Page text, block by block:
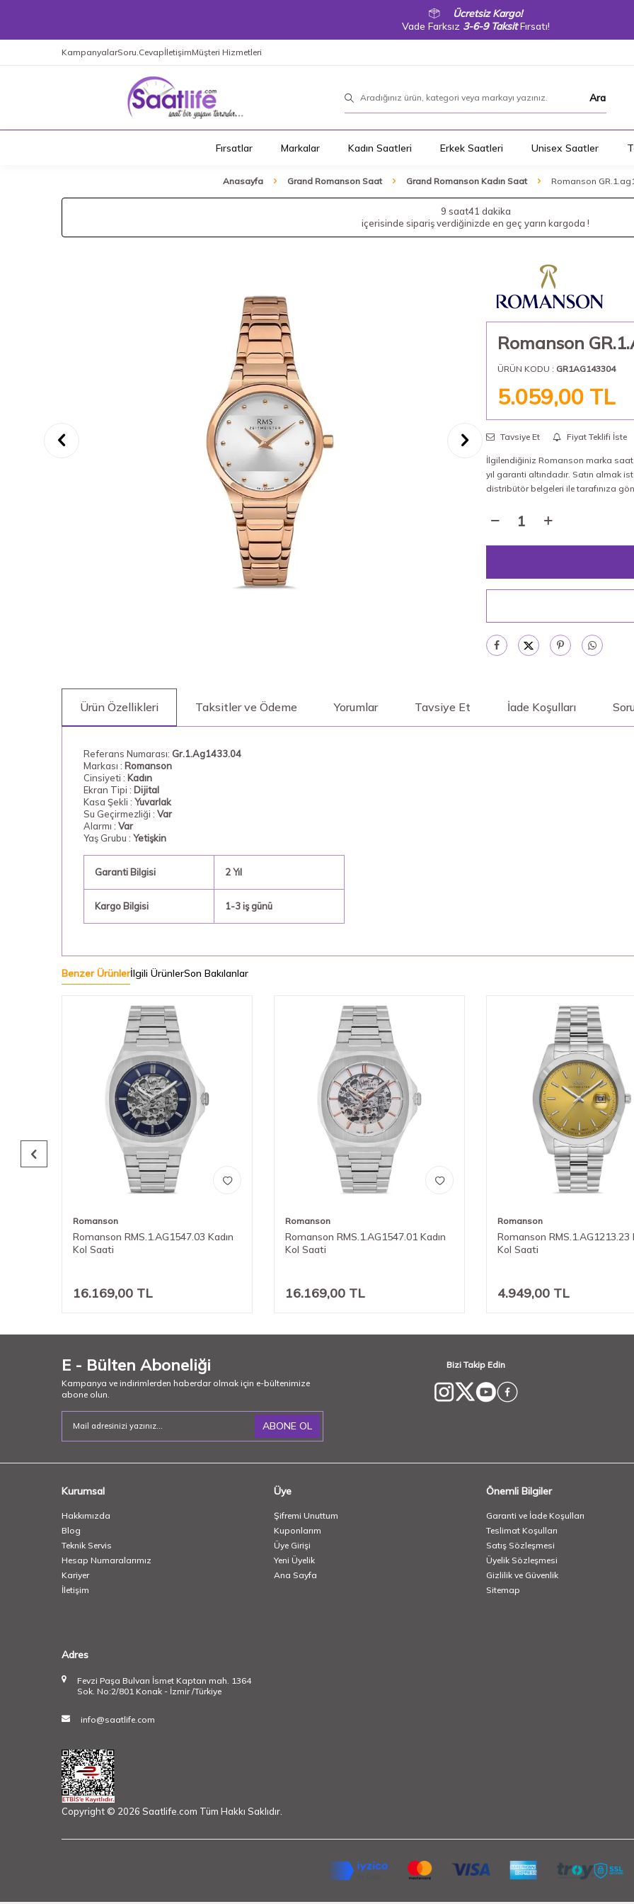
Ücretsiz Kargo!
Vade Farksız 3-6-9 TaksitFırsatı!
KampanyalarSoru.CevapİletişimMüşteri Hizmetleri
Ara
Fırsatlar Markalar Kadın Saatleri Erkek Saatleri Unisex Saatler
Anasayfa Grand Romanson Saat Grand Romanson Kadın Saat Romanson
9 saat41 dakika
içerisinde sipariş verdiğinizde en geç yarın kargoda !
Romanson
ÜRÜN KODU : GR1AG143304
5.059,00 TL
Tavsiye Et Fiyat Teklifi İste
İlgilendiğiniz Romanson marka
yıl garanti altındadır. Satın almak
distribütör belgeleri ile tarafınıza
Ürün Özellikleri Taksitler ve Ödeme Yorumlar Tavsiye Et İade Koşulları
Referans Numarası: Gr.1.Ag1433.04
Markası : Romanson
Cinsiyeti : Kadın
Ekran Tipi : Dijital
Kasa Şekli : Yuvarlak
Su Geçirmezliği : Var
Alarmı : Var
Yaş Grubu : Yetişkin
Garanti Bilgisi 2 Yıl
Kargo Bilgisi 1-3 iş günü
Benzer Ürünlerİlgili ÜrünlerSon Bakılanlar
Romanson
Romanson RMS.1.AG1547.03 Kadın
Kol Saati
16.169,00 TL
Romanson
Romanson RMS.1.AG1547.01 Kadın
Kol Saati
16.169,00 TL
Romanson
Romanson RMS.1.AG1213.23
Kol Saati
4.949,00 TL
E - Bülten Aboneliği
Kampanya ve indirimlerden haberdar olmak için e-bültenimize
abone olun.
ABONE OL
Bizi Takip Edin
Kurumsal
Hakkımızda
Blog
Teknik Servis
Hesap Numaralarımız
Kariyer
İletişim
Üye
Şifremi Unuttum
Kuponlarım
Üye Girişi
Yeni Üyelik
Ana Sayfa
Önemli Bilgiler
Garanti ve İade Koşulları
Teslimat Koşulları
Satış Sözleşmesi
Üyelik Sözleşmesi
Gizlilik ve Güvenlik
Sitemap
Adres
Fevzi Paşa Bulvarı İsmet Kaptan mah. 1364
Sok. No:2/801 Konak - İzmir /Türkiye
info@saatlife.com
Copyright © 2026 Saatlife.com Tüm Hakkı Saklıdır.